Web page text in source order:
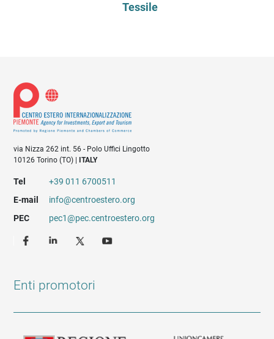
Tessile
via Nizza 262 int. 56 - Polo Uffici Lingotto
10126 Torino (TO) |
ITALY
Tel
+39 011 6700511
E-mail
info@centroestero.org
PEC
pec1@pec.centroestero.org
Enti promotori